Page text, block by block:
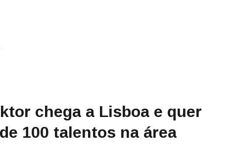
chega a Lisboa e quer
100 talentos na área